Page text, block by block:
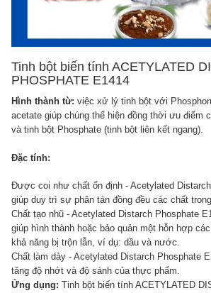
Tinh bột biến tính ACETYLATED
PHOSPHATE E1414
Hình thành từ:việc xử lý tinh bột với
acetate giúp chúng thể hiện đồng thời ưu điểm
và tinh bột Phosphate (tinh bột liên kết ngang).
Đặc tính:
Được coi như chất ổn định - Acetylated
giúp duy trì sự phân tán đồng đều các chất
Chất tạo nhũ - Acetylated Distarch Phosphate
giúp hình thành hoặc bảo quản một hỗn hợp
khả năng bị trộn lẫn, ví dụ: dầu và nước.
Chất làm dày - Acetylated Distarch Phosphate
tăng độ nhớt và độ sánh của thực phẩm.
Ứng dụng: Tinh bột biến tính ACETYLATED